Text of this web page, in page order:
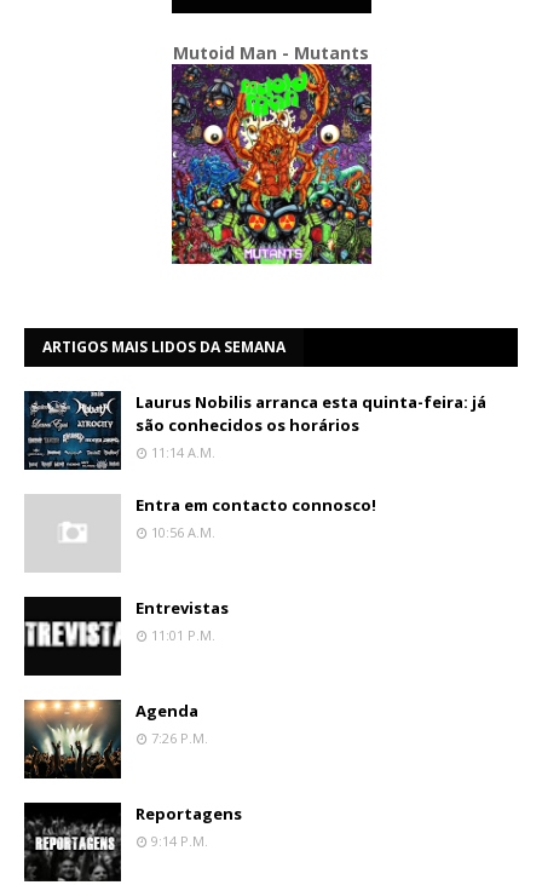
Mutoid Man - Mutants
ARTIGOS MAIS LIDOS DA SEMANA
Laurus Nobilis arranca esta quinta-feira: já
são conhecidos os horários
11:14 A.m.
Entra em contacto connosco!
10:56 A.m.
Entrevistas
11:01 P.m.
Agenda
7:26 P.m.
Reportagens
9:14 P.m.